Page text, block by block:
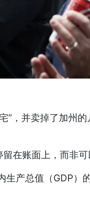
，并卖掉了加州
在账面上，而非可
产总值（GDP）